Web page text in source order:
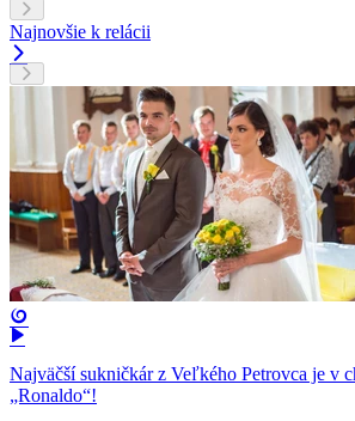
Najnovšie k relácii
Najväčší sukničkár z Veľkého Petrovca je v
„Ronaldo“!